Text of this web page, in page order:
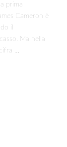
prima
Cameron è
il
Ma nella
…